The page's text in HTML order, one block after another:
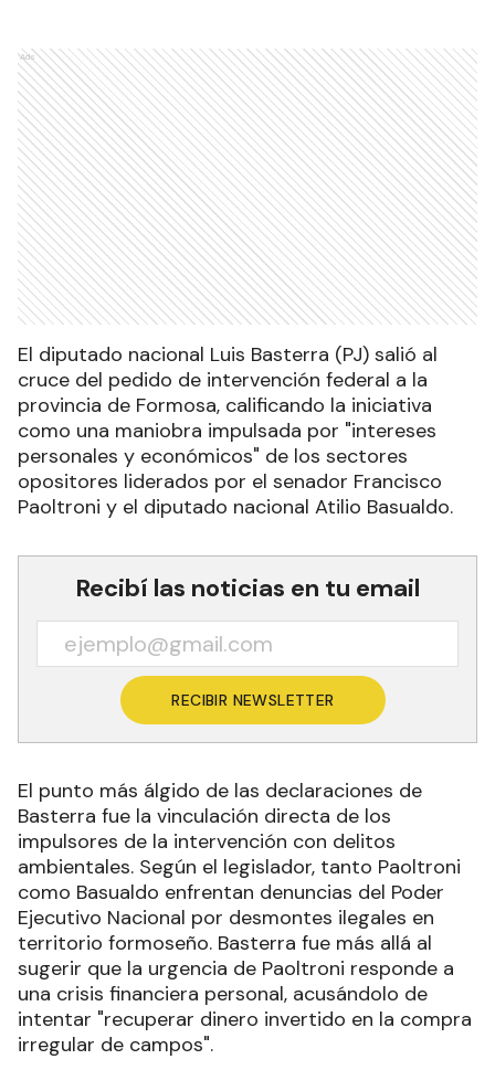
Ads
El diputado nacional Luis Basterra (PJ) salió al
cruce del pedido de intervención federal a la
provincia de Formosa, calificando la iniciativa
como una maniobra impulsada por "intereses
personales y económicos" de los sectores
opositores liderados por el senador Francisco
Paoltroni y el diputado nacional Atilio Basualdo.
Recibí las noticias en tu email
RECIBIR NEWSLETTER
El punto más álgido de las declaraciones de
Basterra fue la vinculación directa de los
impulsores de la intervención con delitos
ambientales. Según el legislador, tanto Paoltroni
como Basualdo enfrentan denuncias del Poder
Ejecutivo Nacional por desmontes ilegales en
territorio formoseño. Basterra fue más allá al
sugerir que la urgencia de Paoltroni responde a
una crisis financiera personal, acusándolo de
intentar "recuperar dinero invertido en la compra
irregular de campos".